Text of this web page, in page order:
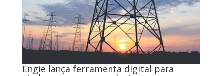
Engie lança ferramenta digital para